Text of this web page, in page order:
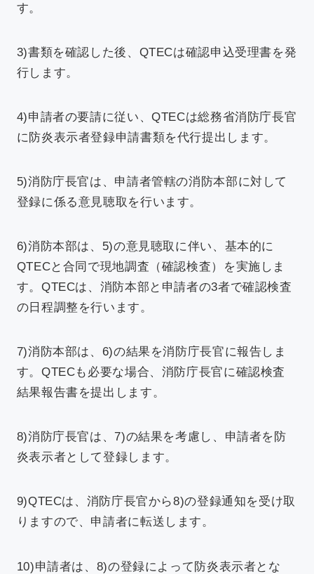
す。
3)書類を確認した後、QTECは確認申込受理書を発
行します。
4)申請者の要請に従い、QTECは総務省消防庁長官
に防炎表示者登録申請書類を代行提出します。
5)消防庁長官は、申請者管轄の消防本部に対して
登録に係る意見聴取を行います。
6)消防本部は、5)の意見聴取に伴い、基本的に
QTECと合同で現地調査（確認検査）を実施しま
す。QTECは、消防本部と申請者の3者で確認検査
の日程調整を行います。
7)消防本部は、6)の結果を消防庁長官に報告しま
す。QTECも必要な場合、消防庁長官に確認検査
結果報告書を提出します。
8)消防庁長官は、7)の結果を考慮し、申請者を防
炎表示者として登録します。
9)QTECは、消防庁長官から8)の登録通知を受け取
りますので、申請者に転送します。
10)申請者は、8)の登録によって防炎表示者とな